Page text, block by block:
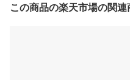
この商品の楽天市場の関連